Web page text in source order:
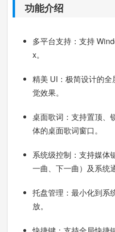
功能介绍
多平台支持：支持
x。
精美 UI：极简设计的
觉效果。
桌面歌词：支持置顶、
体的桌面歌词窗口。
系统级控制：支持媒体
一曲、下一曲）及系统
托盘管理：最小化到系
放。